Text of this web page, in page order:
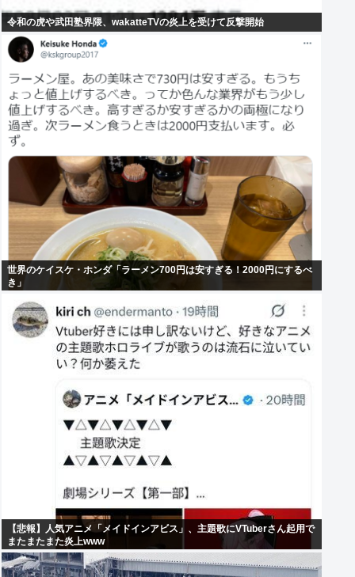
令和の虎や武田塾界隈、wakatteTVの炎上を受けて反撃開始
世界のケイスケ・ホンダ「ラーメン700円は安すぎる！2000円にするべ
き」
【悲報】人気アニメ「メイドインアビス」、主題歌にVTuberさん起用で
またまたまた炎上www